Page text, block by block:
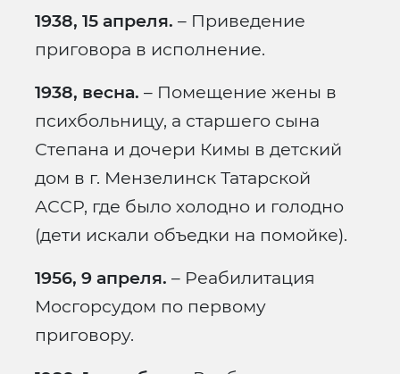
1938, 15 апреля. – Приведение
приговора в исполнение.
1938, весна. – Помещение жены в
психбольницу, а старшего сына
Степана и дочери Кимы в детский
дом в г. Мензелинск Татарской
АССР, где было холодно и голодно
(дети искали объедки на помойке).
1956, 9 апреля. – Реабилитация
Мосгорсудом по первому
приговору.